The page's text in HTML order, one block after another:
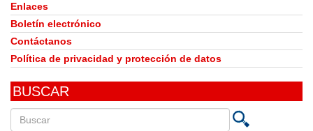
Enlaces
Boletín electrónico
Contáctanos
Política de privacidad y protección de datos
BUSCAR